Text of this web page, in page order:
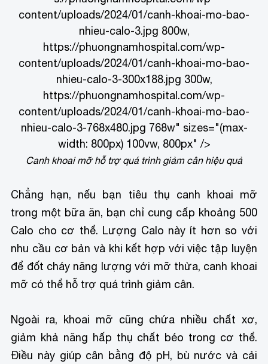
content/uploads/2024/01/canh-khoai-mo-bao-
nhieu-calo-3.jpg 800w,
https://phuongnamhospital.com/wp-
content/uploads/2024/01/canh-khoai-mo-bao-
nhieu-calo-3-300x188.jpg 300w,
https://phuongnamhospital.com/wp-
content/uploads/2024/01/canh-khoai-mo-bao-
nhieu-calo-3-768x480.jpg 768w" sizes="(max-
width: 800px) 100vw, 800px" />
Canh khoai mỡ hỗ trợ quá trình giảm cân hiệu quả
Chẳng hạn, nếu bạn tiêu thụ canh khoai mỡ
trong một bữa ăn, bạn chỉ cung cấp khoảng 500
Calo cho cơ thể. Lượng Calo này ít hơn so với
nhu cầu cơ bản và khi kết hợp với việc tập luyện
để đốt cháy năng lượng với mỡ thừa, canh khoai
mỡ có thể hỗ trợ quá trình giảm cân.
Ngoài ra, khoai mỡ cũng chứa nhiều chất xơ,
giảm khả năng hấp thụ chất béo trong cơ thể.
Điều này giúp cân bằng độ pH, bù nước và cải